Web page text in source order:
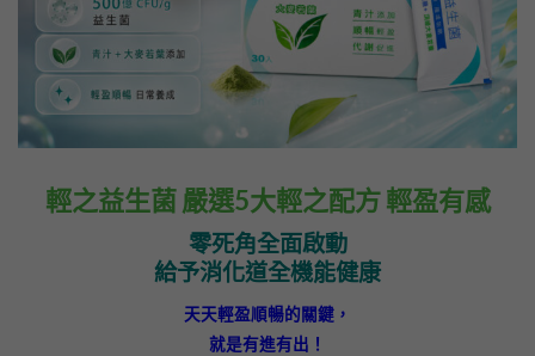
輕之益生菌 嚴選5大輕之配方 輕盈有感
零死角全面啟動
給予消化道全機能健康
天天輕盈順暢的關鍵，
就是有進有出！